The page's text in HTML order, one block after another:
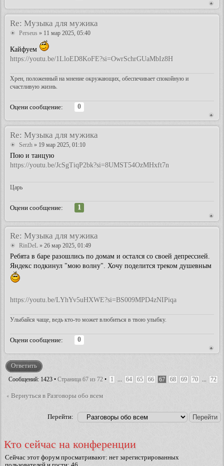
Re: Музыка для мужика
Perseus » 11 мар 2025, 05:40
Кайфуем
https://youtu.be/1LloED8KoFE?si=OwrSchrGUaMbIz8H
Хрен, положенный на мнение окружающих, обеспечивает спокойную и
счастливую жизнь.
Оцени сообщение:
0
Re: Музыка для мужика
Serzh » 19 мар 2025, 01:10
Пою и танцую
https://youtu.be/JcSgTiqP2bk?si=8UMST54OzMHxft7n
Царь
Оцени сообщение:
1
Re: Музыка для мужика
RinDeL » 26 мар 2025, 01:49
Ребята в баре разошлись по домам и остался со своей депрессией.
Яндекс подкинул "мою волну". Хочу поделится треком душевным
https://youtu.be/LYhYv5uHXWE?si=BS009MPD4zNIPiqa
Улыбайся чаще, ведь кто-то может влюбиться в твою улыбку.
Оцени сообщение:
0
Ответить
Сообщений: 1423 • Страница 67 из 72 • 1 ... 64 65 66 67 68 69 70 ... 72
Вернуться в Разговоры обо всем
Перейти:
Кто сейчас на конференции
Сейчас этот форум просматривают: нет зарегистрированных